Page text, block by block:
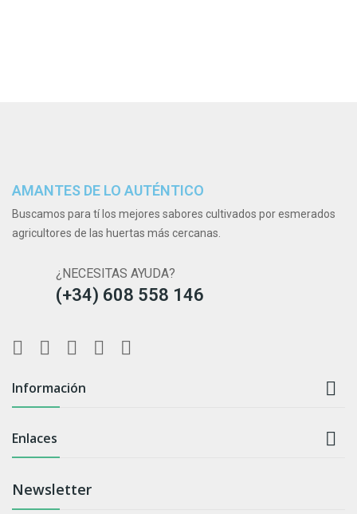
AMANTES DE LO AUTÉNTICO
Buscamos para tí los mejores sabores cultivados por esmerados
agricultores de las huertas más cercanas.
¿NECESITAS AYUDA?
(+34) 608 558 146
Información 
Enlaces 
Newsletter